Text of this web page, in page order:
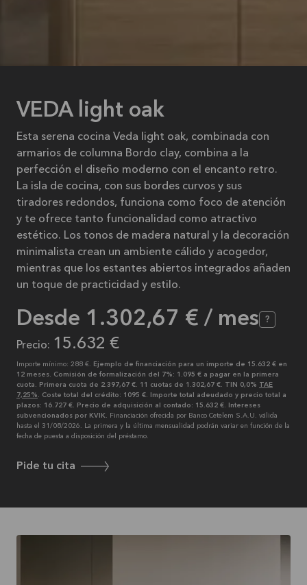
VEDA light oak
Esta serena cocina Veda light oak, combinada con
armarios de columna Bordo clay, combina a la
perfección el diseño moderno con el encanto retro.
La isla de cocina, con sus bordes curvos y sus
tiradores redondos, funciona como foco de atención
y te ofrece tanto funcionalidad como atractivo
estético. Los tonos de madera natural y la decoración
minimalista crean un ambiente cálido y acogedor,
mientras que los estantes abiertos integrados añaden
un toque de practicidad y estilo.
Desde 1.302,67 € / mes ?
Precio: 15.632 €
Importe mínimo: 288 €. Ejemplo de financiación para un importe de 15.632 € en
12 meses. Comisión de formalización del 7%: 1.095 € a pagar en la primera
cuota. Primera cuota de 2.397,67 €. 11 cuotas de 1.302,67 €. TIN 0,0% TAE
7,25% . Coste total del crédito: 1095 €. Importe total adeudado y precio total a
plazos: 16.727 €. Precio de adquisición al contado: 15.632 €. Intereses
subvencionados por KVIK. Financiación ofrecida por Banco Cetelem S.A.U. válida
hasta el 31/08/2026. La primera y la última mensualidad podrán variar en función de la
fecha de puesta a disposición del préstamo.
Pide tu cita